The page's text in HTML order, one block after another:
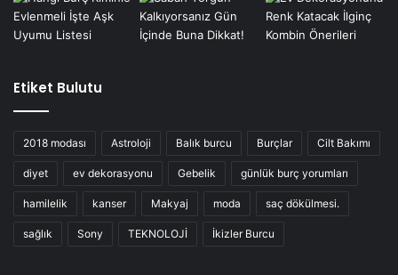
Etiket Bulutu
2018 modası Astroloji Balık burcu Burçlar Cilt Bakımı
diyet ev dekorasyonu Gebelik günlük burç yorumları
hamilelik kanser Makyaj moda saç dökülmesi.
sağlık Sony TEKNOLOJİ İkizler Burcu